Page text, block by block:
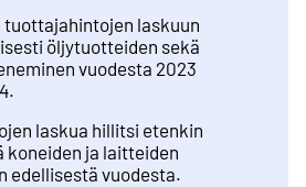
tuottajahintojen laskuun
öljytuotteiden sekä
vuodesta 2023
laskua hillitsi etenkin
koneiden ja laitteiden
edellisestä vuodesta.